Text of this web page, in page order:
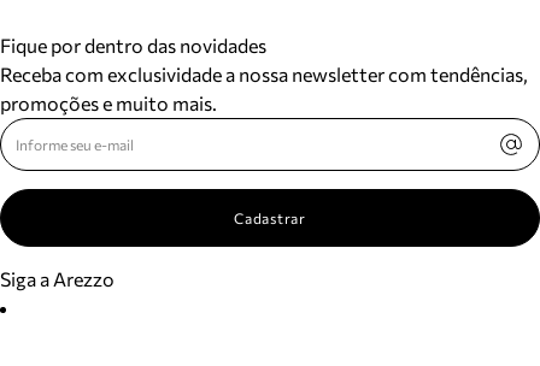
Fique por dentro das novidades
Receba com exclusividade a nossa newsletter com tendências,
promoções e muito mais.
Cadastrar
Siga a Arezzo